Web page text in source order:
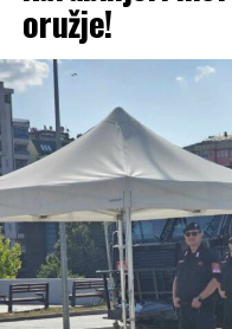
(Tanjug)
oružje!